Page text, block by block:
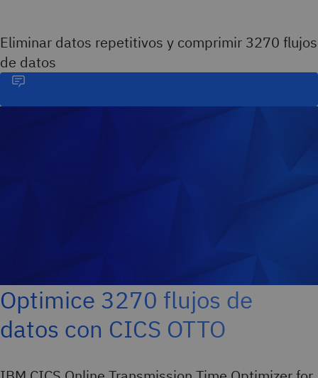
Eliminar datos repetitivos y comprimir 3270 flujos
de datos
Optimice 3270 flujos de
datos con CICS OTTO